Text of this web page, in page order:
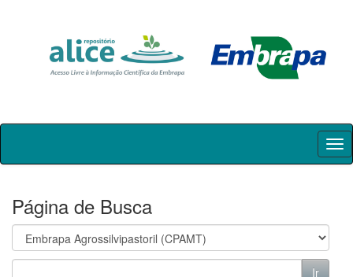
Skip
Página de Busca